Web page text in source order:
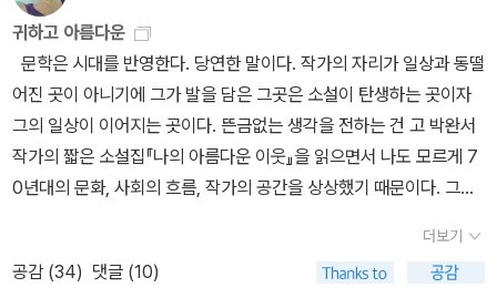
한다. 일견, 너무도 시시하고 평범한 얘기를, 덧붙여 너무나 쉽고 심지
어 무성의하게 하는 것 같다. 하지만 글을 조금만 써 본 사람이라면,
평범할 수밖에 없는 그녀의 주인공들의 말과 행동, 그들이 만들어내
는 이야기, 에피소드 하나하나가 얼마나 치밀하게 계산된 것인지를
알 수 있다. 많은 독자에게 쉽게 읽히도록 하기 위해, 그녀는 정반대
로, 쓰는 일을 무척 어렵게 했던 것이다. 톨스토이가 그 시시한(!!!) 문
장을 쓰기 위해 엄청나게 많은 퇴고를 거듭했음은 나 같은 전공자만
지 않는다.(이점에서도, '도덕군자'가 아닌 '소설가' 톨스토이와 비슷
귀하고 아름다운
문학은 시대를 반영한다. 당연한 말이다. 작가의 자리가 일상과 동떨
어진 곳이 아니기에 그가 발을 담은 그곳은 소설이 탄생하는 곳이자
그의 일상이 이어지는 곳이다. 뜬금없는 생각을 전하는 건 고 박완서
작가의 짧은 소설집『나의 아름다운 이웃』을 읽으면서 나도 모르게 7
0년대의 문화, 사회의 흐름, 작가의 공간을 상상했기 때문이다. 그녀
나는 알지 못한다. 하지만 나의 부모와 친척이 살아왔을 그 시간을 조
금은 들을 수 있었기에 48편의 짧은 소설을 읽으면서 그들이 내게 들
더보기
공감 (34) 댓글 (10)